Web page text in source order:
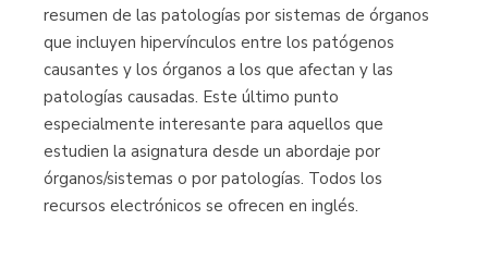
resumen de las patologías por sistemas de órganos
que incluyen hipervínculos entre los patógenos
causantes y los órganos a los que afectan y las
patologías causadas. Este último punto
especialmente interesante para aquellos que
estudien la asignatura desde un abordaje por
órganos/sistemas o por patologías. Todos los
recursos electrónicos se ofrecen en inglés.